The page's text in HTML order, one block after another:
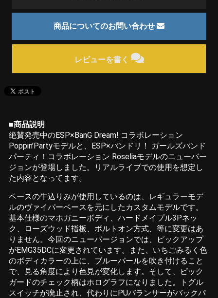
商品についてのお問い合わせ
レビューを書く
■商品説明
絶賛発売中のESP×BanG Dream! コラボレーション
Poppin’Partyモデルと、ESP×バンドリ！ ガールズバンド
パーティ！コラボレーション Roseliaモデルのニューバー
ジョンが登場しました。リアルライブでの使用を想定し
た内容となってます。
ベースの牛込りみが使用しているのは、レギュラーモデ
ルのヴァイパーベースを元にしたカスタムモデルです。
基本仕様のマホガニーボディ、ハードメイプル3Pネッ
ク、ローズウッド指板、ボルトオン方式、等に変更はあ
りません。今回のニューバージョンでは、ピックアップ
がEMG35DCに変更されています。また、いちごみるく色
のボディカラーの上に、ブルーパールを吹き付けること
で、見る角度により色見が変化します。そして、ピック
ガードのチェック柄はホログラフになりました。トグル
スイッチが廃止され、代わりにPUバランサーがバックパ